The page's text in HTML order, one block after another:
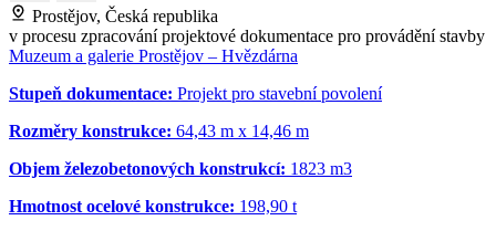
Prostějov, Česká republika
v procesu zpracování projektové dokumentace pro provádění stavby
Muzeum a galerie Prostějov – Hvězdárna
Stupeň dokumentace: Projekt pro stavební povolení
Rozměry konstrukce: 64,43 m x 14,46 m
Objem železobetonových konstrukcí: 1823 m3
Hmotnost ocelové konstrukce: 198,90 t